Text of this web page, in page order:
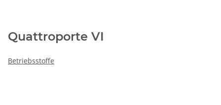
Quattroporte VI
Betriebsstoffe